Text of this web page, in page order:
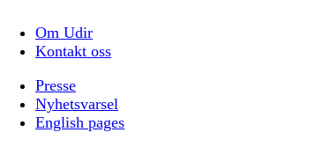
Om Udir
Kontakt oss
Presse
Nyhetsvarsel
English pages